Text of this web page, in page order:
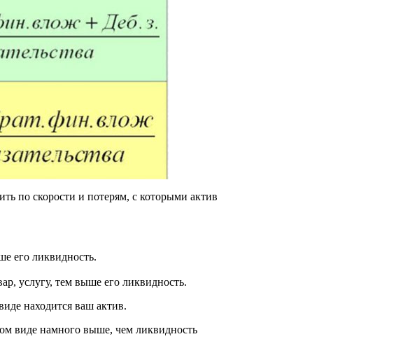
по скорости и потерям, с которыми актив
его ликвидность.
услугу, тем выше его ликвидность.
находится ваш актив.
виде намного выше, чем ликвидность